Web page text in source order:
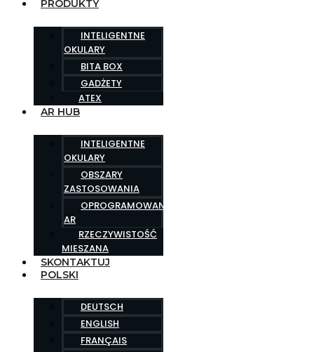
PRODUKTY
INTELIGENTNE
OKULARY
BITA BOX
GADŻETY
ATEX
AR HUB
INTELIGENTNE
OKULARY
OBSZARY
ZASTOSOWANIA
OPROGRAMOWANIE
AR
RZECZYWISTOŚĆ
MIESZANA
SKONTAKTUJ
POLSKI
DEUTSCH
ENGLISH
FRANÇAIS